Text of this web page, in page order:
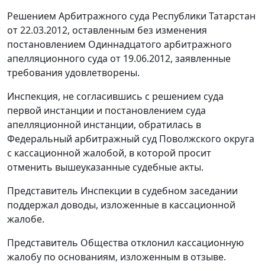
Решением Арбитражного суда Республики Татарстан
от 22.03.2012, оставленным без изменения
постановлением Одиннадцатого арбитражного
апелляционного суда от 19.06.2012, заявленные
требования удовлетворены.
Инспекция, не согласившись с решением суда
первой инстанции и постановлением суда
апелляционной инстанции, обратилась в
Федеральный арбитражный суд Поволжского округа
с кассационной жалобой, в которой просит
отменить вышеуказанные судебные акты.
Представитель Инспекции в судебном заседании
поддержал доводы, изложенные в кассационной
жалобе.
Представитель Общества отклонил кассационную
жалобу по основаниям, изложенным в отзыве.